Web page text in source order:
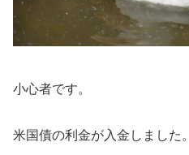
小心者です。
米国債の利金が入金しました。